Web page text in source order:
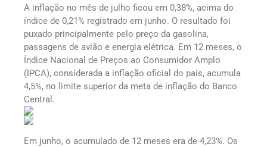
A inflação no mês de julho ficou em 0,38%, acima do
índice de 0,21% registrado em junho. O resultado foi
puxado principalmente pelo preço da gasolina,
passagens de avião e energia elétrica. Em 12 meses, o
Índice Nacional de Preços ao Consumidor Amplo
(IPCA), considerada a inflação oficial do país, acumula
4,5%, no limite superior da meta de inflação do Banco
Central.
Em junho, o acumulado de 12 meses era de 4,23%. Os